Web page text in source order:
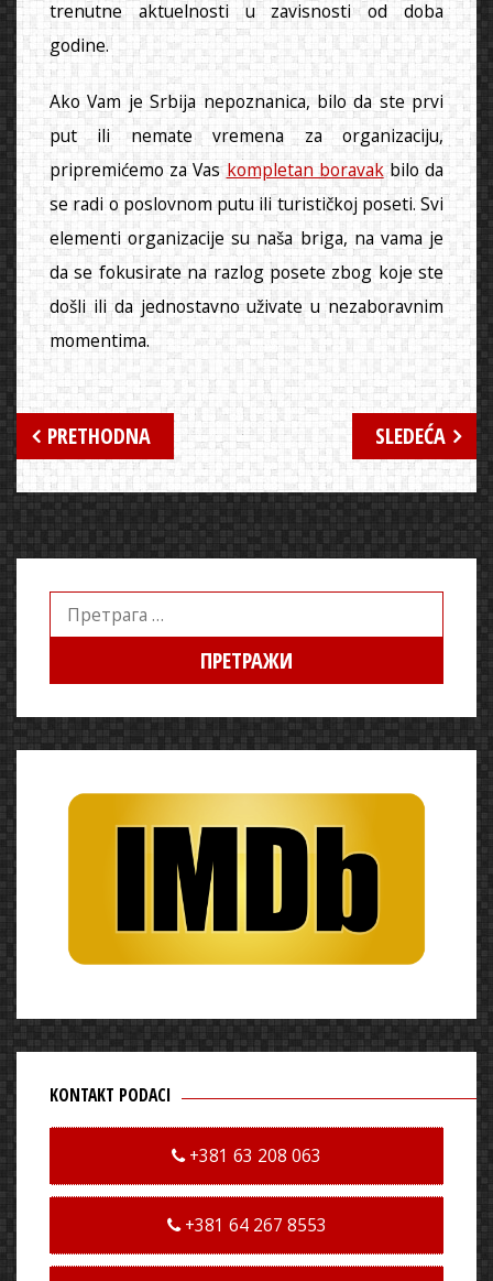
trenutne aktuelnosti u zavisnosti od doba
godine.
Ako Vam je Srbija nepoznanica, bilo da ste prvi
put ili nemate vremena za organizaciju,
pripremićemo za Vaskompletan boravakbilo da
se radi o poslovnom putu ili turističkoj poseti. Svi
elementi organizacije su naša briga, na vama je
da se fokusirate na razlog posete zbog koje ste
došli ili da jednostavno uživate u nezaboravnim
momentima.
Кретање
чланка
PRETHODNA SLEDEĆA
Претрага
за:
KONTAKT PODACI
+381 63 208 063
+381 64 267 8553